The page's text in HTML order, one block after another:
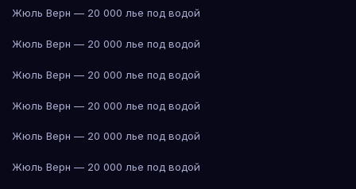
Жюль Верн — 20 000 лье под водой
Жюль Верн — 20 000 лье под водой
Жюль Верн — 20 000 лье под водой
Жюль Верн — 20 000 лье под водой
Жюль Верн — 20 000 лье под водой
Жюль Верн — 20 000 лье под водой